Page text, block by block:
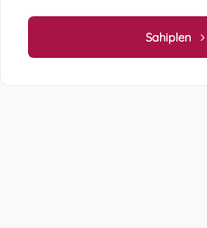
Sahiplen